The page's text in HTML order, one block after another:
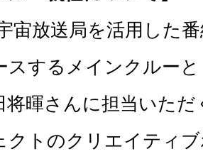
宙放送局を活用した
スするメインクルー
将暉さんに担当いた
クトのクリエイティ